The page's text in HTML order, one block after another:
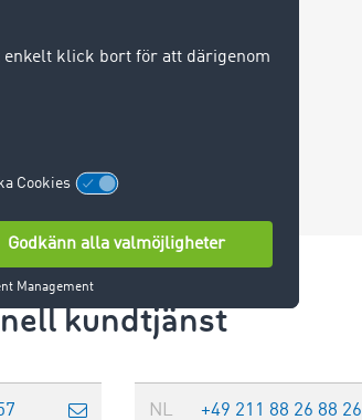
kundtjänst
NL +49 211 88 26 88 26